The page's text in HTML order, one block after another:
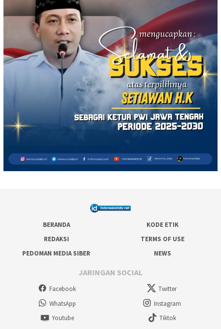
BERANDA
KODE ETIK
REDAKSI
TERMS OF USE
PEDOMAN MEDIA SIBER
NEWS
JARINGAN SOCIAL
Facebook
Twitter
WhatsApp
Instagram
Youtube
Tiktok